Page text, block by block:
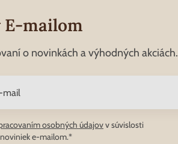
mailom
o novinkách a výhodných akciách.
osobných údajovv súvislosti
e-mailom.*